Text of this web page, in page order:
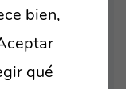
THE
VIEW
bien,
qué